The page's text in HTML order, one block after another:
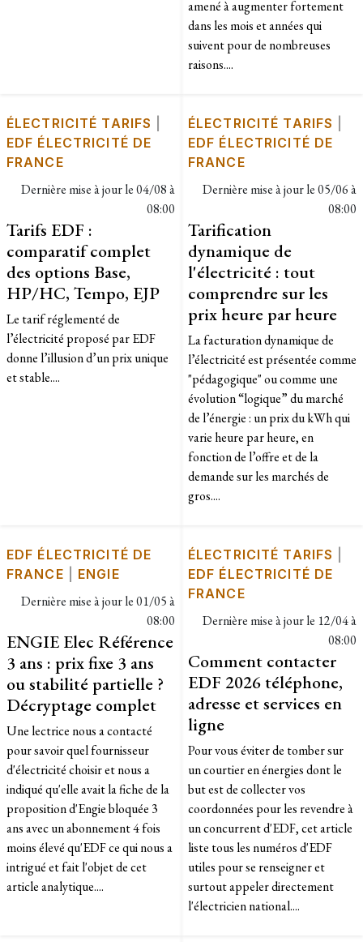
amené à augmenter fortement
dans les mois et années qui
suivent pour de nombreuses
raisons....
ÉLECTRICITÉ TARIFS
EDF ÉLECTRICITÉ DE
FRANCE
Dernière mise à jour le04/08 à
08:00
Tarifs EDF :
comparatif complet
des options Base,
HP/HC, Tempo, EJP
Le tarif réglementé de
l’électricité proposé par EDF
donne l’illusion d’un prix unique
et stable....
ÉLECTRICITÉ TARIFS
EDF ÉLECTRICITÉ DE
FRANCE
Dernière mise à jour le05/06 à
08:00
Tarification
dynamique de
l'électricité : tout
comprendre sur les
prix heure par heure
La facturation dynamique de
l’électricité est présentée comme
"pédagogique" ou comme une
évolution “logique” du marché
de l’énergie : un prix du kWh qui
varie heure par heure, en
fonction de l’offre et de la
demande sur les marchés de
gros....
EDF ÉLECTRICITÉ DE
FRANCE
ENGIE
Dernière mise à jour le01/05 à
08:00
ENGIE Elec Référence
3 ans : prix fixe 3 ans
ou stabilité partielle ?
Décryptage complet
Une lectrice nous a contacté
pour savoir quel fournisseur
d'électricité choisir et nous a
indiqué qu'elle avait la fiche de la
proposition d'Engie bloquée 3
ans avec un abonnement 4 fois
moins élevé qu'EDF ce qui nous a
intrigué et fait l'objet de cet
article analytique....
ÉLECTRICITÉ TARIFS
EDF ÉLECTRICITÉ DE
FRANCE
Dernière mise à jour le 12/04 à
08:00
Comment contacter
EDF 2026 téléphone,
adresse et services en
ligne
Pour vous éviter de tomber sur
un courtier en énergies dont le
but est de collecter vos
coordonnées pour les revendre à
un concurrent d'EDF, cet article
liste tous les numéros d'EDF
utiles pour se renseigner et
surtout appeler directement
l'électricien national....